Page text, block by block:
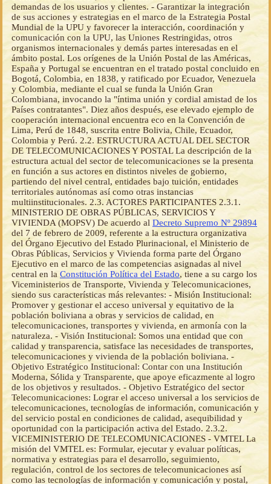
demandas de los usuarios y clientes. - Garantizar la integración
de sus acciones y estrategias en el marco de la Estrategia Postal
Mundial de la UPU y favorecer la interacción, coordinación y
comunicación con la UPU, las Uniones Restringidas, otros
organismos internacionales y demás partes interesadas en el
ámbito postal. Los orígenes de la Unión Postal de las Américas,
España y Portugal se encuentran en el tratado postal concluido en
Bogotá, Colombia, en 1838, y ratificado por Ecuador, Venezuela
y Colombia, mediante el cual se funda la Unión Gran
Colombiana, invocando la "íntima unión y cordial amistad de los
Países contratantes". Diez años después, ese elevado ejemplo de
cooperación internacional encuentra eco en la Convención de
Lima, Perú de 1848, suscrita entre Bolivia, Chile, Ecuador,
Colombia y Perú. 2.2. ESTRUCTURA ACTUAL DEL SECTOR
DE TELECOMUNICACIONES Y POSTAL La descripción de la
estructura actual del sector de telecomunicaciones se la presenta
en función a sus actores en distintos niveles de gobierno,
partiendo del nivel central, entidades bajo tuición, entidades
territoriales autónomas así como otras instancias
multiinstitucionales. 2.3. ACTORES PARTICIPANTES 2.3.1.
MINISTERIO DE OBRAS PÚBLICAS, SERVICIOS Y
VIVIENDA (MOPSV) De acuerdo al Decreto Supremo Nº 29894
del 7 de febrero de 2009, referente a la estructura organizativa
del Órgano Ejecutivo del Estado Plurinacional, el Ministerio de
Obras Públicas, Servicios y Vivienda forma parte del Órgano
Ejecutivo en el marco de las competencias asignadas al nivel
central en la Constitución Política del Estado, tiene a su cargo los
Viceministerios de Transporte, Vivienda y Telecomunicaciones,
siendo sus características más relevantes: - Misión Institucional:
Promover y gestionar el acceso universal y equitativo de la
población boliviana a obras y servicios de calidad, en
telecomunicaciones, transportes y vivienda, en armonía con la
naturaleza. - Visión Institucional: Somos una entidad que con
calidad y transparencia, satisface las necesidades de transportes,
telecomunicaciones y vivienda de la población boliviana. -
Objetivo Estratégico Institucional: Contar con una Institución
Moderna, Sólida y Transparente, que apoye eficazmente al logro
de los objetivos y resultados. - Objetivo Estratégico del sector
Telecomunicaciones: Lograr el acceso universal a los servicios de
telecomunicaciones, tecnologías de información, comunicación y
del servicio postal en condiciones de calidad, asequibilidad y
oportunidad con la participación activa del Estado. 2.3.2.
VICEMINISTERIO DE TELECOMUNICACIONES - VMTEL La
misión del VMTEL es: Formular, ejecutar y evaluar políticas,
normativa y estrategias para el desarrollo, seguimiento,
regulación, control de los sectores de telecomunicaciones así
como las tecnologías de información y comunicación y postal,